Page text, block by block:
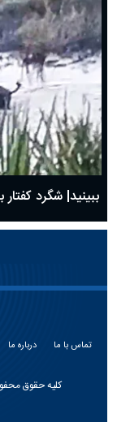
ببینید| شگرد
تماس با ما درباره ما
کلیه حقوق